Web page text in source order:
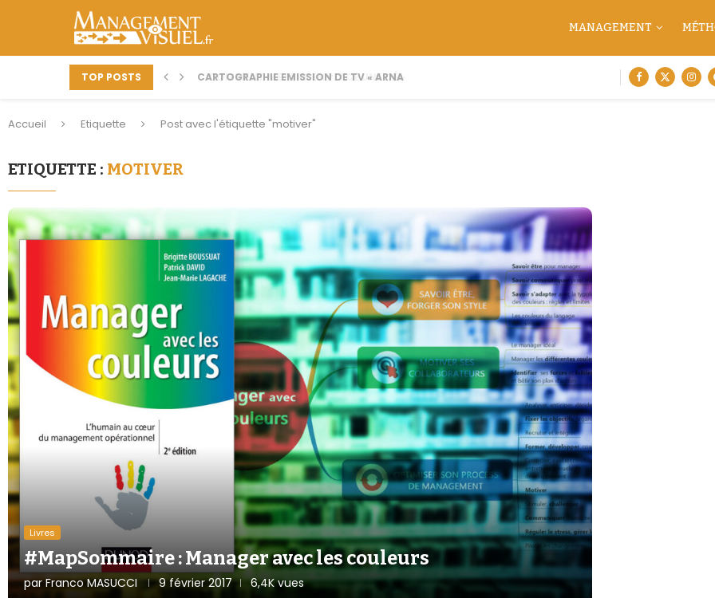
MANAGEMENT
TOP POSTS COMMENT METTRE EN PLACE UNE DÉMARCHE DE CARTOGRAPHIE...
CARTOGRAPHIE EMISSION DE TV « ARNAQUE MOI SI TU...
Accueil Etiquette Post avec l'étiquette "motiver"
ETIQUETTE : MOTIVER
Livres
#MapSommaire : Manager avec les couleurs
parFranco MASUCCI 9 février 2017 6,4K vues